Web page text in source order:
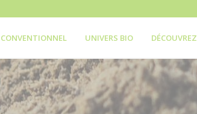
UNIVERS BIO